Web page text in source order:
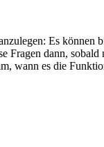
Es können
Fragen dann,
es die